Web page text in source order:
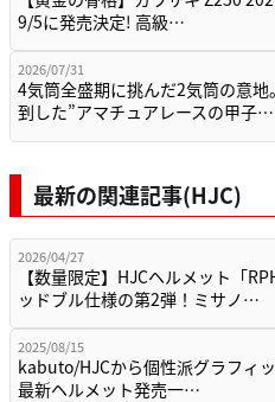
9/5に発売決定! 高級…
2026/07/31
4気筒全盛期に挑んだ2気筒の意
到した”アマチュアレースの甲子…
最新の関連記事(HJC)
2026/04/27
【数量限定】HJCヘルメット「
ッドブル仕様の第2弾！ミサノ…
2025/08/15
kabuto/HJCから個性派グラフィ
最新ヘルメット発売一…